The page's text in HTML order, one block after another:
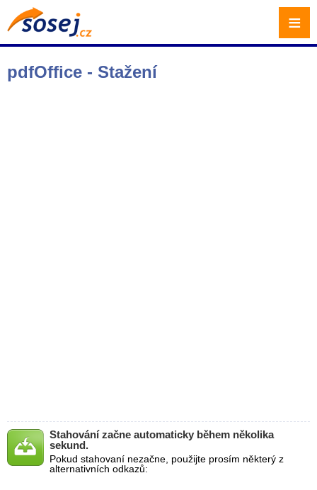
pdfOffice - Stažení
Stahování začne automaticky během několika
sekund.
Pokud stahovaní nezačne, použijte prosím některý z
alternativních odkazů:
≡